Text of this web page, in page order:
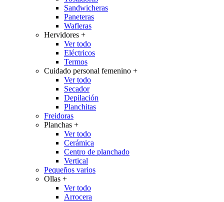
Sandwicheras
Paneteras
Wafleras
Hervidores +
Ver todo
Eléctricos
Termos
Cuidado personal femenino +
Ver todo
Secador
Depilación
Planchitas
Freidoras
Planchas +
Ver todo
Cerámica
Centro de planchado
Vertical
Pequeños varios
Ollas +
Ver todo
Arrocera